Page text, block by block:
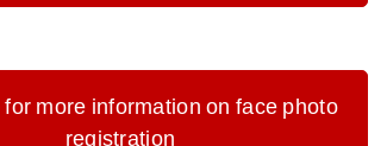
more information on face photo
registration